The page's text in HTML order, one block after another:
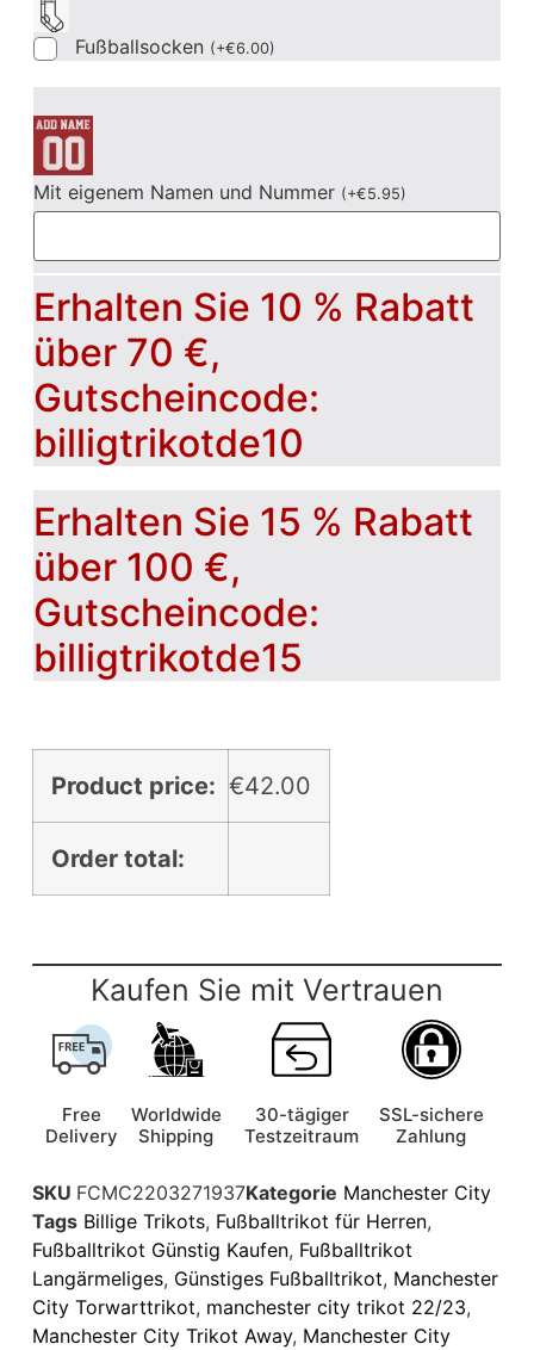
Fußballsocken (+€6.00)
Mit eigenem Namen und Nummer (+€5.95)
Erhalten Sie 10 % Rabatt
über 70 €,
Gutscheincode:
billigtrikotde10
Erhalten Sie 15 % Rabatt
über 100 €,
Gutscheincode:
billigtrikotde15
Product price: €42.00
Order total:
Kaufen Sie mit Vertrauen
Free
Delivery
Worldwide
Shipping
30-tägiger
Testzeitraum
SSL-sichere
Zahlung
SKU FCMC2203271937Kategorie Manchester City
Tags Billige Trikots, Fußballtrikot für Herren,
Fußballtrikot Günstig Kaufen, Fußballtrikot
Langärmeliges, Günstiges Fußballtrikot, Manchester
City Torwarttrikot, manchester city trikot 22/23,
Manchester City Trikot Away, Manchester City